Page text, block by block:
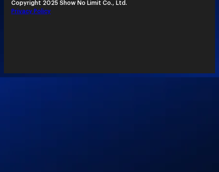
Copyright 2025 Show No Limit Co., Ltd.
Privacy Policy